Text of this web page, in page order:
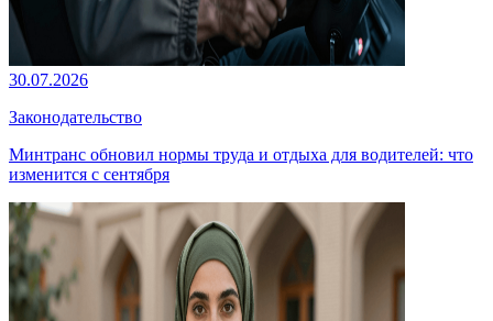
30.07.2026
Законодательство
Минтранс обновил нормы труда и отдыха для водителей: что
изменится с сентября